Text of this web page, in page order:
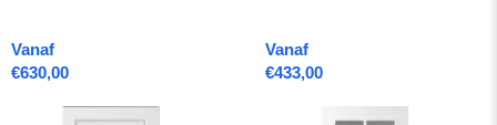
Vanaf
€630,00
Vanaf
€433,00